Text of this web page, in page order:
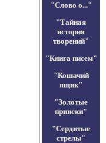
"Слово о..."
"Тайная
история
творений"
"Книга писем"
"Кошачий
ящик"
"Золотые
прииски"
"Сердитые
стрелы"